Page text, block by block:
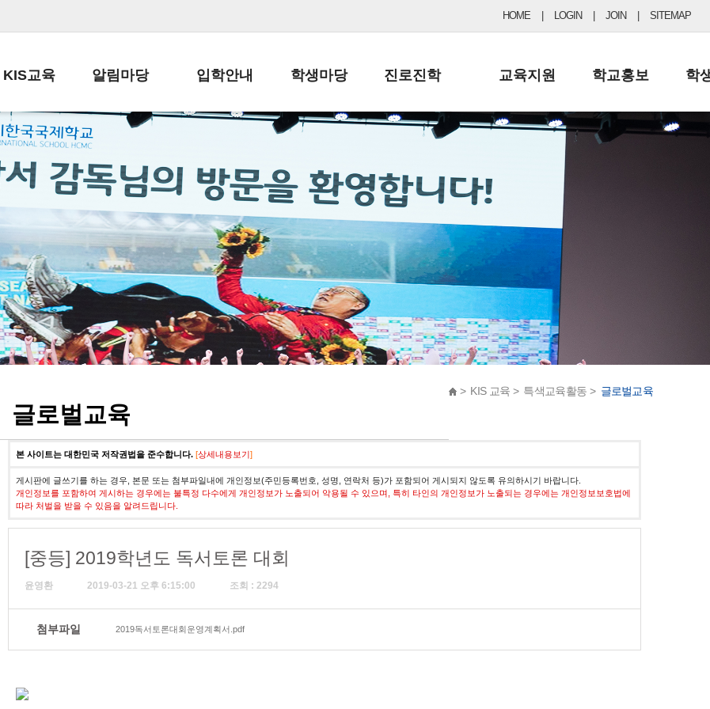
HOME LOGIN JOIN SITEMAP
KIS교육
교육목표
학사일정
일과시간표
성과평가자료
알림마당
공지사항
납부금 안내
스쿨버스 운행 안내
급식안내
서식자료실
학부모방
정기고사 기출문제
입학안내
전-편입 서류양식
입학금/수업료
교복구입안내
학생마당
학생생활규정
학교신문
자율진로동아리
유초등 소식지
진로진학
공지사항 및 입시자료
드림레터
교육지원
행정실
학교운영위원회
학교건축기금
학교홍보
보도자료
학
> KIS 교육 > 특색교육활동 > 글로벌교육
글로벌교육
본 사이트는 대한민국 저작권법을 준수합니다. [상세내용보기]
게시판에 글쓰기를 하는 경우, 본문 또는 첨부파일내에 개인정보(주민등록번호, 성명, 연락처 등)가 포함되어 게시되지 않도록 유의하시기 바랍니다.
개인정보를 포함하여 게시하는 경우에는 불특정 다수에게 개인정보가 노출되어 악용될 수 있으며, 특히 타인의 개인정보가 노출되는 경우에는 개인정보보호법에
따라 처벌을 받을 수 있음을 알려드립니다.
[중등] 2019학년도 독서토론 대회
윤영환 2019-03-21 오후 6:15:00 조회 : 2294
첨부파일 2019독서토론대회운영계획서.pdf